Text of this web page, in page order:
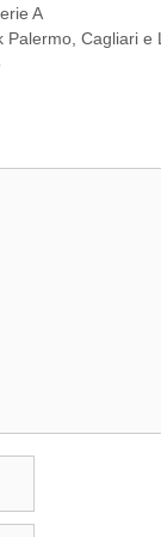
A
Palermo, Cagliari e